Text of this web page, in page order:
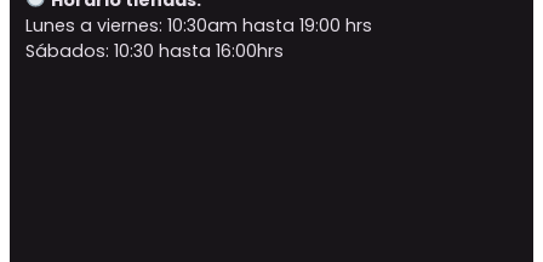
Lunes a viernes: 10:30am hasta 19:00 hrs
Sábados: 10:30 hasta 16:00hrs